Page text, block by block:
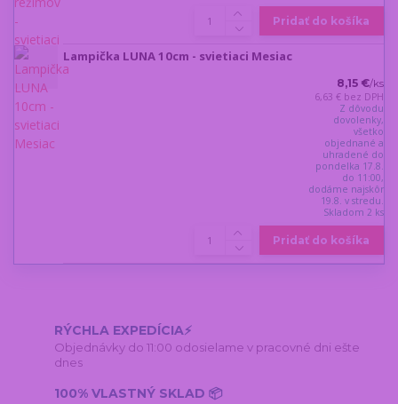
Pridať do košíka
Lampička LUNA 10cm - svietiaci Mesiac
8,15 €/ks
6,63 € bez DPH
Z dôvodu
dovolenky,
všetko
objednané a
uhradené do
pondelka 17.8.
do 11:00,
dodáme najskôr
19.8. v stredu.
Skladom 2 ks
Pridať do košíka
RÝCHLA EXPEDÍCIA⚡
Objednávky do 11:00 odosielame v pracovné dni ešte
dnes
100% VLASTNÝ SKLAD 📦